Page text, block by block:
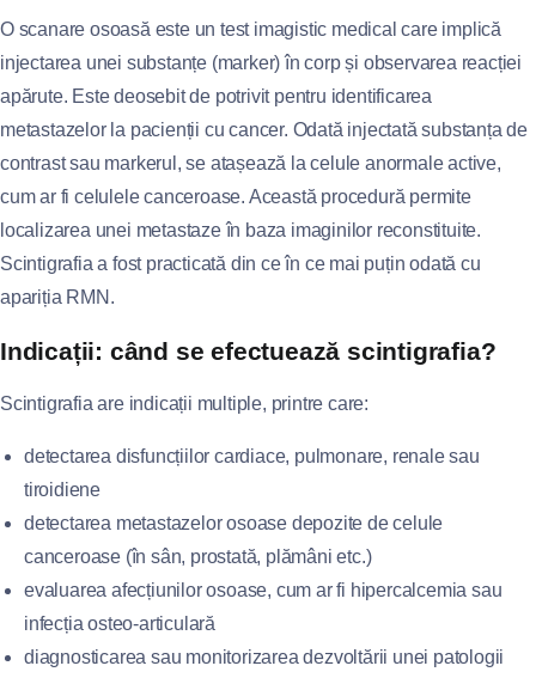
O scanare osoasă este un test imagistic medical care implică
injectarea unei substanțe (marker) în corp și observarea reacției
apărute. Este deosebit de potrivit pentru identificarea
metastazelor la pacienții cu cancer. Odată injectată substanța de
contrast sau markerul, se atașează la celule anormale active,
cum ar fi celulele canceroase. Această procedură permite
localizarea unei metastaze în baza imaginilor reconstituite.
Scintigrafia a fost practicată din ce în ce mai puțin odată cu
apariția RMN.
Indicații: când se efectuează scintigrafia?
Scintigrafia are indicații multiple, printre care:
detectarea disfuncțiilor cardiace, pulmonare, renale sau
tiroidiene
detectarea metastazelor osoase depozite de celule
canceroase (în sân, prostată, plămâni etc.)
evaluarea afecțiunilor osoase, cum ar fi hipercalcemia sau
infecția osteo-articulară
diagnosticarea sau monitorizarea dezvoltării unei patologii